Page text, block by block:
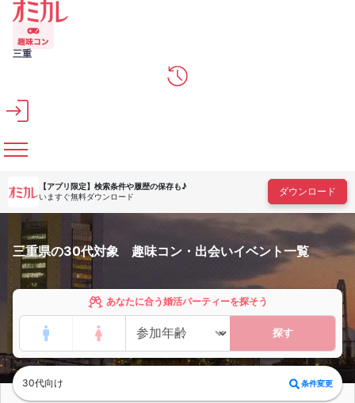
メインコンテンツへスキップ
三重
【アプリ限定】 検索条件や履歴の保存も♪
いますぐ無料ダウンロード
ダウンロード
三重県の30代対象 趣味コン・出会いイベント一覧
あなたに合う婚活パーティーを探そう
探す
30代向け 条件変更